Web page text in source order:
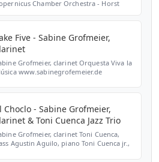
Chamber Orchestra - Horst
Five - Sabine Grofmeier,
Grofmeier, clarinet Orquesta Viva la
www.sabinegrofemeier.de
Choclo - Sabine Grofmeier,
& Toni Cuenca Jazz Trio
Grofmeier, clarinet Toni Cuenca,
Agustin Aguilo, piano Toni Cuenca jr.,